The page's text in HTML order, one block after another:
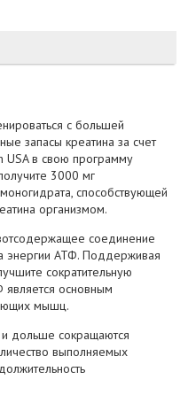
с большей
запасы креатина за счет
USA в свою программу
3000 мг
способствующей
организмом.
соединение
энергии АТФ. Поддерживая
сократительную
основным
мышц.
дольше сокращаются
выполняемых